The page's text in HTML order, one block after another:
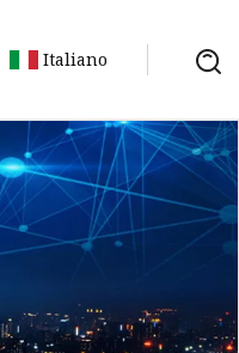
Italiano